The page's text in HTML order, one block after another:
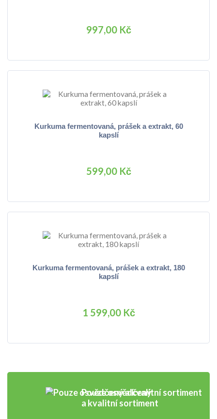
997,00 Kč
Kurkuma fermentovaná, prášek a extrakt, 60
kapslí
599,00 Kč
Kurkuma fermentovaná, prášek a extrakt, 180
kapslí
1 599,00 Kč
Pouze osvědčený
a kvalitní sortiment